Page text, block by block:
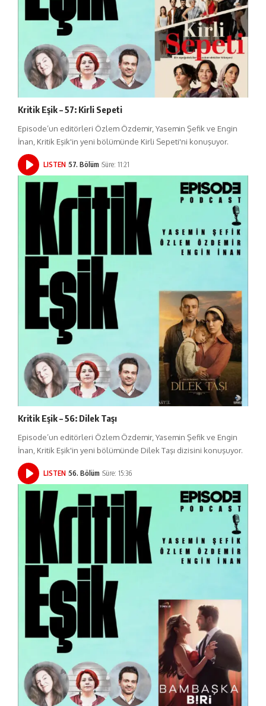
Kritik Eşik – 57: Kirli Sepeti
Episode’un editörleri Özlem Özdemir, Yasemin Şefik ve Engin
İnan, Kritik Eşik'in yeni bölümünde Kirli Sepeti'ni konuşuyor.
LISTEN 57. Bölüm Süre: 11:21
Kritik Eşik – 56: Dilek Taşı
Episode’un editörleri Özlem Özdemir, Yasemin Şefik ve Engin
İnan, Kritik Eşik'in yeni bölümünde Dilek Taşı dizisini konuşuyor.
LISTEN 56. Bölüm Süre: 15:36